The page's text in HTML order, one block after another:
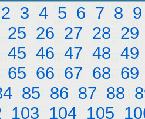
2 3 4 5 6 7 8 9
25 26 27 28 29
45 46 47 48 49
65 66 67 68 69
85 86 87 88
103 104 105